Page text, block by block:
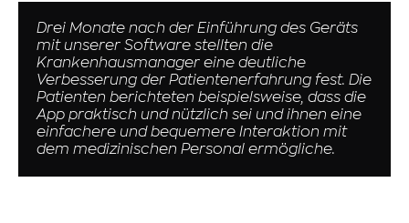
Drei Monate nach der Einführung des Geräts
mit unserer Software stellten die
Krankenhausmanager eine deutliche
Verbesserung der Patientenerfahrung fest. Die
Patienten berichteten beispielsweise, dass die
App praktisch und nützlich sei und ihnen eine
einfachere und bequemere Interaktion mit
dem medizinischen Personal ermögliche.